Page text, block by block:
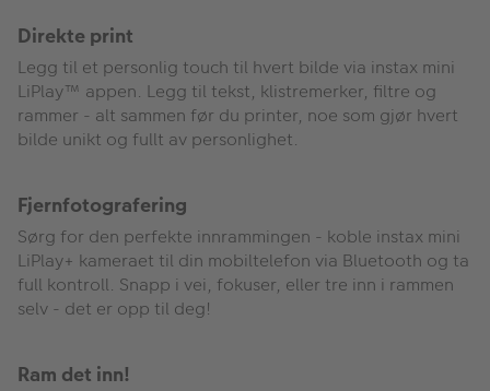
Direkte print
Legg til et personlig touch til hvert bilde via instax mini
LiPlay™ appen. Legg til tekst, klistremerker, filtre og
rammer - alt sammen før du printer, noe som gjør hvert
bilde unikt og fullt av personlighet.
Fjernfotografering
Sørg for den perfekte innrammingen - koble instax mini
LiPlay+ kameraet til din mobiltelefon via Bluetooth og ta
full kontroll. Snapp i vei, fokuser, eller tre inn i rammen
selv - det er opp til deg!
Ram det inn!